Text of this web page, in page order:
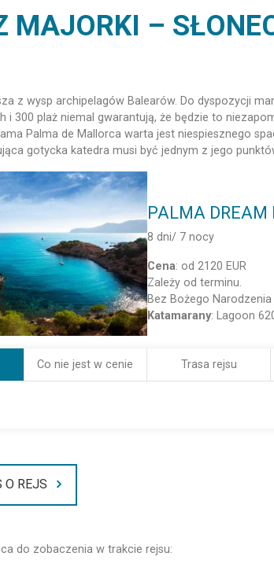
MAJORKI –
z wysp archipelagów Balearów. Do dyspozycji
i 300 plaż niemal gwarantują, że będzie to
Palma de Mallorca warta jest niespiesznego
gotycka katedra musi być jednym z jego
PALMA DREAM
8 dni/ 7 nocy
Cena: od 2120 EUR
Zależy od terminu.
Bez Bożego
Katamarany: Lagoon
Co nie jest w cenie Trasa rejsu
O REJS
do zobaczenia w trakcie rejsu: